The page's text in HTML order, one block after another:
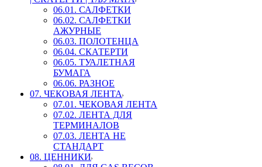
06.01. САЛФЕТКИ
06.02. САЛФЕТКИ
АЖУРНЫЕ
06.03. ПОЛОТЕНЦА
06.04. СКАТЕРТИ
06.05. ТУАЛЕТНАЯ
БУМАГА
06.06. РАЗНОЕ
07. ЧЕКОВАЯ ЛЕНТА
07.01. ЧЕКОВАЯ ЛЕНТА
07.02. ЛЕНТА ДЛЯ
ТЕРМИНАЛОВ
07.03. ЛЕНТА НЕ
СТАНДАРТ
08. ЦЕННИКИ